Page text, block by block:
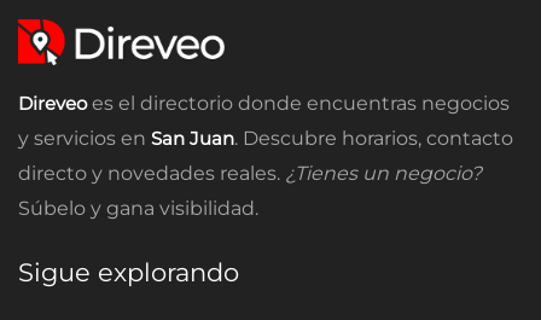
Direveoes el directorio donde encuentras negocios
y servicios en San Juan. Descubre horarios, contacto
directo y novedades reales. ¿Tienes un negocio?
Súbelo y gana visibilidad.
Sigue explorando